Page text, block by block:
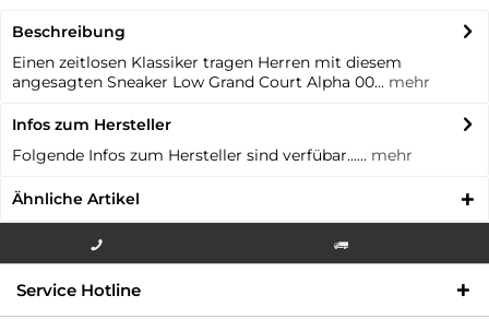
Beschreibung
Einen zeitlosen Klassiker tragen Herren mit diesem
angesagten Sneaker Low Grand Court Alpha 00... mehr
Infos zum Hersteller
Folgende Infos zum Hersteller sind verfübar...... mehr
Ähnliche Artikel
000
Service Hotline